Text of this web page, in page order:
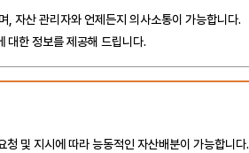
, 자산 관리자와 언제든지 의사소통이 가능합니다.
대한 정보를 제공해 드립니다.
및 지시에 따라 능동적인 자산배분이 가능합니다.